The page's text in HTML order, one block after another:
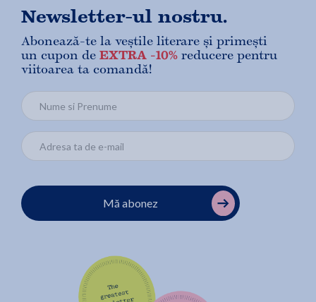
Newsletter-ul nostru.
Abonează-te la veștile literare și primești
un cupon de EXTRA -10% reducere pentru
viitoarea ta comandă!
Mă abonez